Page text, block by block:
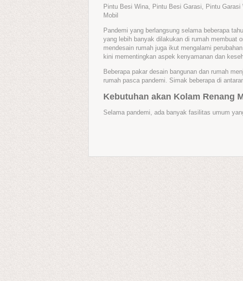
Pintu Besi Wina, Pintu Besi Garasi, Pintu
Mobil
Pandemi yang berlangsung selama beberapa
yang lebih banyak dilakukan di rumah membuat
mendesain rumah juga ikut mengalami
kini mementingkan aspek kenyamanan dan
Beberapa pakar desain bangunan dan rumah
rumah pasca pandemi. Simak beberapa di
Kebutuhan akan Kolam Renang
Selama pandemi, ada banyak fasilitas umum